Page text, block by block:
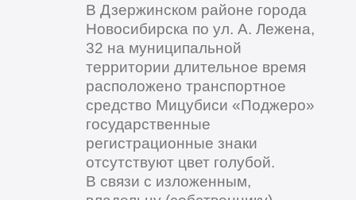
В Дзержинском районе города
Новосибирска по ул. А. Лежена,
32 на муниципальной
территории длительное время
расположено транспортное
средство Мицубиси «Поджеро»
государственные
регистрационные знаки
отсутствуют цвет голубой.
В связи с изложенным,